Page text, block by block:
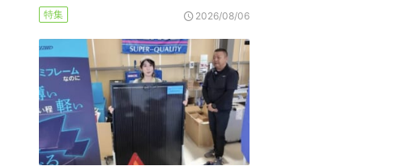
特集 2026/08/06